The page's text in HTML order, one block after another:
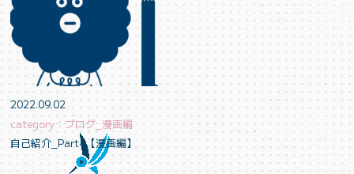
2022.09.02
category：ブログ_漫画編
自己紹介_Part4【漫画編】